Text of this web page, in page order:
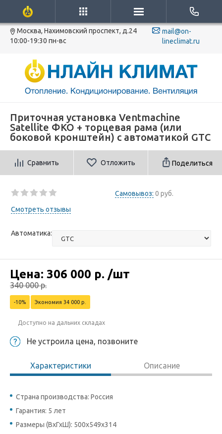
Москва, Нахимовский проспект, д.24
10:00-19:30 пн-вс
mail@on-
lineclimat.ru
Приточная установка Ventmachine
Satellite ФКО + торцевая рама (или
боковой кронштейн) с автоматикой GTC
Сравнить Отложить Поделиться
Самовывоз: 0 руб.
Смотреть отзывы
Автоматика:
Цена: 306 000 р. /шт
340 000р.
-10% Экономия 34 000 р.
Доступно на дальних складах
Не устроила цена, позвоните
Характеристики Описание
Страна производства: Россия
Гарантия: 5 лет
Размеры (ВхГхШ): 500x549x314